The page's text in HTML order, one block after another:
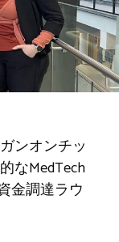
ンオンチッ
なMedTech
金調達ラウ